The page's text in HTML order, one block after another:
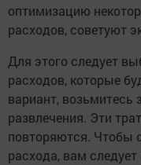
оптимизацию
расходов, советуют
Для этого следует
расходов, которые
вариант, возьмитесь
развлечения. Эти
повторяются. Чтобы
расхода, вам